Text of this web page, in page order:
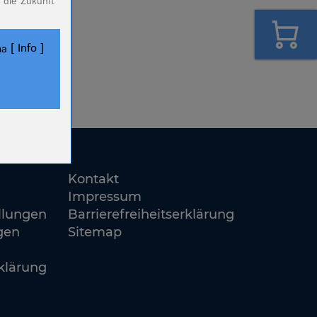
Kontakt
Impressum
Barrierefreiheitserklärung
Sitemap
Info